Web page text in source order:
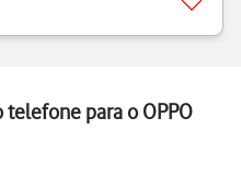
para o OPPO